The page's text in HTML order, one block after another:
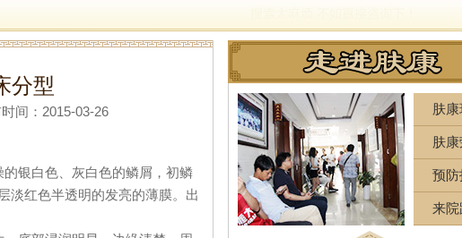
分型
间：2015-03-26
银白色、灰白色的鳞屑，初鳞
淡红色半透明的发亮的薄膜。出
肤
肤
预防
来